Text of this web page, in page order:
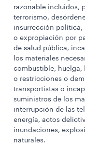
razonable incluidos,
terrorismo,
insurrección política,
o expropiación por
de salud pública,
los materiales
combustible, huelga,
o restricciones o
transportistas o
suministros de los
interrupción de las
energía, actos
inundaciones,
naturales.